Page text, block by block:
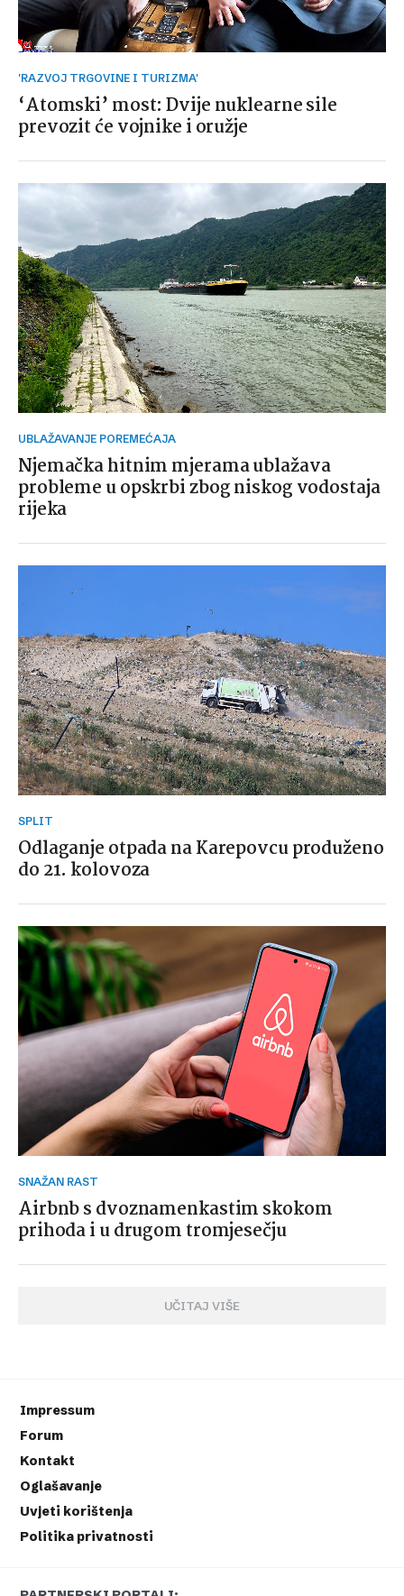
'RAZVOJ TRGOVINE I TURIZMA'
‘Atomski’ most: Dvije nuklearne sile
prevozit će vojnike i oružje
UBLAŽAVANJE POREMEĆAJA
Njemačka hitnim mjerama ublažava
probleme u opskrbi zbog niskog vodostaja
rijeka
SPLIT
Odlaganje otpada na Karepovcu produženo
do 21. kolovoza
SNAŽAN RAST
Airbnb s dvoznamenkastim skokom
prihoda i u drugom tromjesečju
UČITAJ VIŠE
Impressum
Forum
Kontakt
Oglašavanje
Uvjeti korištenja
Politika privatnosti